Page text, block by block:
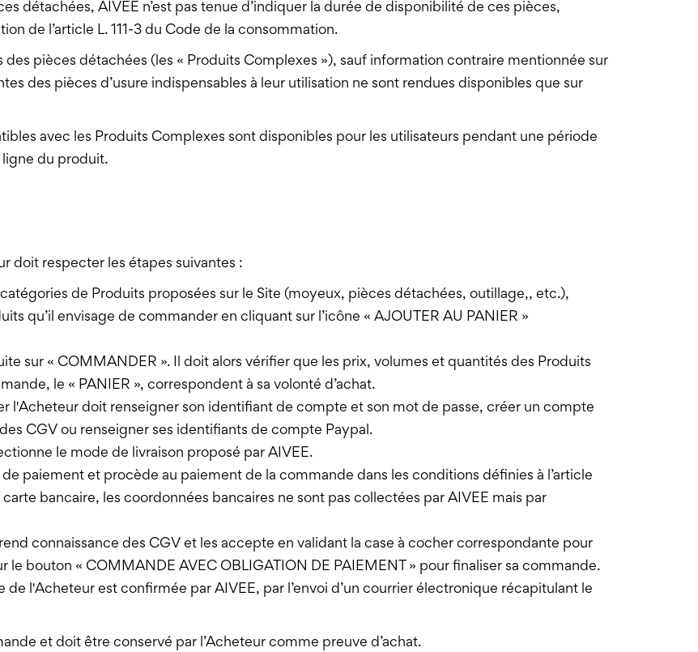
détachées, AIVEE n’est pas tenue d’indiquer la durée de disponibilité de ces pièces,
de l’article L. 111-3 du Code de la consommation.
pièces détachées (les « Produits Complexes »), sauf information contraire mentionnée sur
des pièces d’usure indispensables à leur utilisation ne sont rendues disponibles que sur
avec les Produits Complexes sont disponibles pour les utilisateurs pendant une période
du produit.
doit respecter les étapes suivantes :
de Produits proposées sur le Site (moyeux, pièces détachées, outillage,, etc.),
qu’il envisage de commander en cliquant sur l’icône « AJOUTER AU PANIER »
sur « COMMANDER ». Il doit alors vérifier que les prix, volumes et quantités des Produits
le « PANIER », correspondent à sa volonté d’achat.
l'Acheteur doit renseigner son identifiant de compte et son mot de passe, créer un compte
CGV ou renseigner ses identifiants de compte Paypal.
le mode de livraison proposé par AIVEE.
de paiement et procède au paiement de la commande dans les conditions définies à l’article
carte bancaire, les coordonnées bancaires ne sont pas collectées par AIVEE mais par
connaissance des CGV et les accepte en validant la case à cocher correspondante pour
le bouton « COMMANDE AVEC OBLIGATION DE PAIEMENT » pour finaliser sa commande.
de l'Acheteur est confirmée par AIVEE, par l’envoi d’un courrier électronique récapitulant le
et doit être conservé par l’Acheteur comme preuve d’achat.